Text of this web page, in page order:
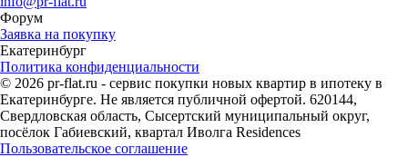
Форум
Заявка на покупку
Екатеринбург
Политика конфиденциальности
© 2026 pr-flat.ru - сервис покупки новых квартир в ипотеку в
Екатеринбурге. Не является публичной офертой. 620144,
Свердловская область, Сысертский муниципальный округ,
посёлок Габиевский, квартал Иволга Residences
Пользовательское соглашение